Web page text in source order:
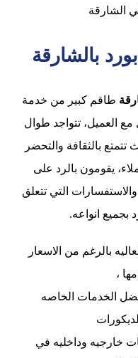
الشارقة
بالشارقة
طاقم كبير من خدمة
مع العميل، تتواجد طوال
بالثقافة والتحضر
يقومون بالرد على
والاستفسارات التي تتعلق
بجميع انواعه.
بالرغم من الاسعار
،
الخدمات الخاصه
خارجيه وداخليه في